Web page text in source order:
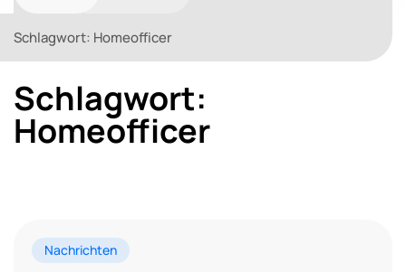
Schlagwort: Homeofficer
Schlagwort:
Homeofficer
Nachrichten